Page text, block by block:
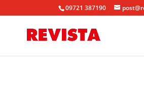
09721 387190